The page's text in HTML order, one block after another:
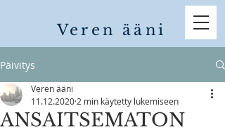
Veren ääni
Päivitys
ANSAITSEMATON
Veren ääni
11.12.2020 2 min käytetty lukemiseen